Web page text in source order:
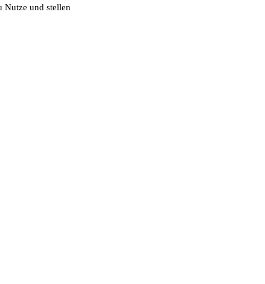
Nutze und stellen